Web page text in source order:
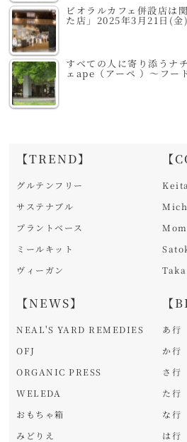
ビオラルカフェ併設店は
た店」2025年3月21日(金
すべての人に寄り添うナ
ェape（アーペ ）～フー
【TREND】
グルテンフリー
サステナブル
プラントベース
ミールキット
ヴィーガン
【NEWS】
NEAL'S YARD REMEDIES
OFJ
ORGANIC PRESS
WELEDA
おもちゃ箱
みどりえ
【
【
あ行
か行
さ行
た行
な行
は行